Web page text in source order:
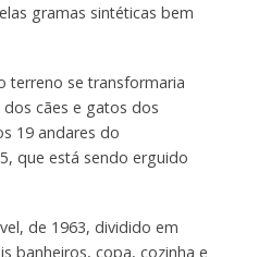
gramas sintéticas bem
terreno se transformaria
cães e gatos dos
19 andares do
que está sendo erguido
de 1963, dividido em
banheiros, copa, cozinha e